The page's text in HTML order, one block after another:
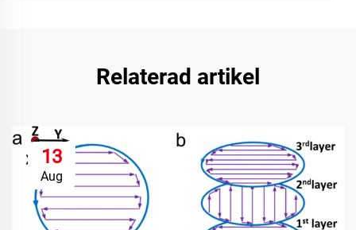
Relaterad artikel
13
Aug